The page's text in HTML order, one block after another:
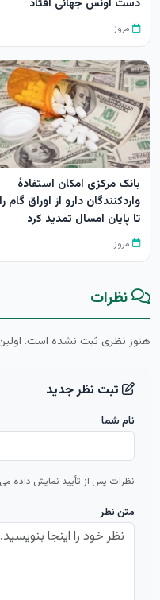
دست اونس جهانی افتاد
امروز
بانک مرکزی امکان استفادۀ
واردکنندگان دارو از اوراق گام را
تا پایان امسال تمدید کرد
امروز
نظرات
هنوز نظری ثبت نشده است.
ثبت نظر جدید
نام شما
نظرات پس از تأیید نمایش داده
متن نظر